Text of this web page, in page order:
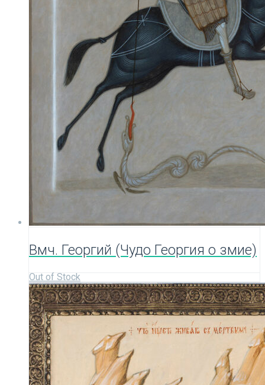
Вмч. Георгий (Чудо Георгия о змие)
Out of Stock